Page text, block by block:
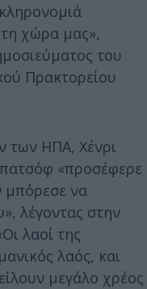
τη χώρα μας»,
του
Πρακτορείου
των ΗΠΑ, Χένρι
«προσέφερε
μπόρεσε να
λέγοντας στην
λαοί της
λαός, και
μεγάλο χρέος